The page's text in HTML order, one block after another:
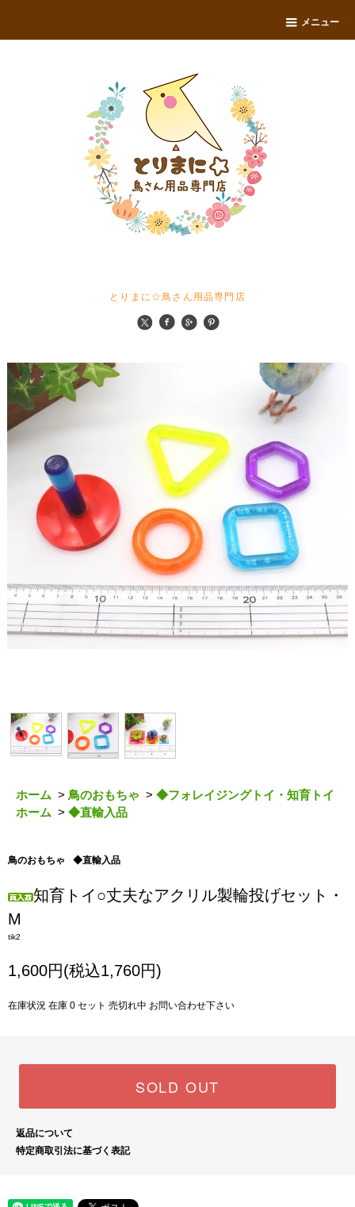
メニュー
とりまに☆鳥さん用品専門店
ホーム > 鳥のおもちゃ > ◆フォレイジングトイ・知育トイ
ホーム > ◆直輸入品
鳥のおもちゃ ◆直輸入品
知育トイ○丈夫なアクリル製輪投げセット・
M
tik2
1,600円(税込1,760円)
在庫状況 在庫 0 セット 売切れ中 お問い合わせ下さい
SOLD OUT
返品について
特定商取引法に基づく表記